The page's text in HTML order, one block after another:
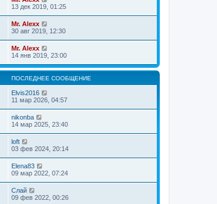
13 дек 2019, 01:25
Mr. Alexx
30 авг 2019, 12:30
Mr. Alexx
14 янв 2019, 23:00
ПОСЛЕДНЕЕ СООБЩЕНИЕ
Elvis2016
11 мар 2026, 04:57
nikonba
14 мар 2025, 23:40
loft
03 фев 2024, 20:14
Elena83
09 мар 2022, 07:24
Слай
09 фев 2022, 00:26